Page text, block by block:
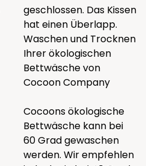
geschlossen. Das Kissen
hat einen Überlapp.
Waschen und Trocknen
Ihrer ökologischen
Bettwäsche von
Cocoon Company
Cocoons ökologische
Bettwäsche kann bei
60 Grad gewaschen
werden. Wir empfehlen